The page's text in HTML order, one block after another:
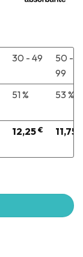
30 - 49
51 %
12,25 €
50 -
99
53 %
11,75